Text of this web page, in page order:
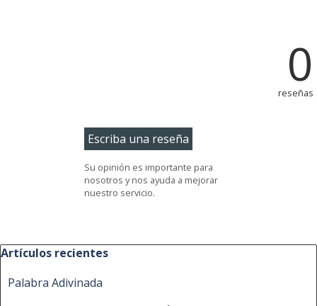
0
reseñas
Su opinión es importante para
nosotros y nos ayuda a mejorar
nuestro servicio.
Saltar el bloque Artículos recientes
Artículos recientes
Palabra Adivinada